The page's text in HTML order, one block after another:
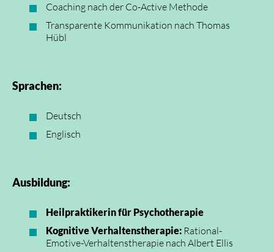
Coaching nach der Co-Active Methode
Transparente Kommunikation nach Thomas
Hübl
Sprachen:
Deutsch
Englisch
Ausbildung:
Heilpraktikerin für Psychotherapie
Kognitive Verhaltenstherapie: Rational-
Emotive-Verhaltenstherapie nach Albert Ellis